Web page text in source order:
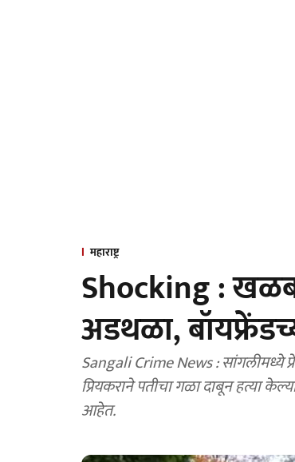
महाराष्ट्र
Shocking :
अडथळा,
Sangali Crime News : सांगलीमध्ये
प्रियकराने पतीचा गळा दाबून हत्या
आहेत.